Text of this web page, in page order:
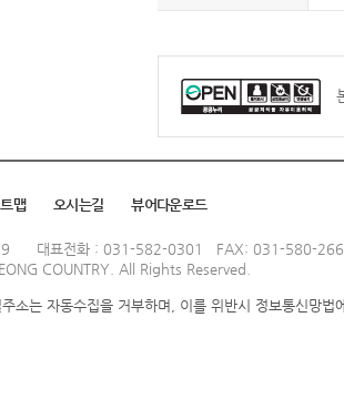
맵 오시는길 뷰어다운로드
대표전화 : 031-582-0301 FAX: 031-580-
COUNTRY. All Rights Reserved.
소는 자동수집을 거부하며, 이를 위반시 정보통신망법